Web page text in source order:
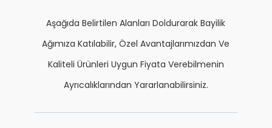
Aşağıda Belirtilen Alanları Doldurarak Bayilik
Ağımıza Katılabilir, Özel Avantajlarımızdan Ve
Kaliteli Ürünleri Uygun Fiyata Verebilmenin
Ayrıcalıklarından Yararlanabilirsiniz.